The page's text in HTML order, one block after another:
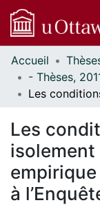
Communautés
et collections
Parcourir
À propos
Accueil
Les
isolement
à